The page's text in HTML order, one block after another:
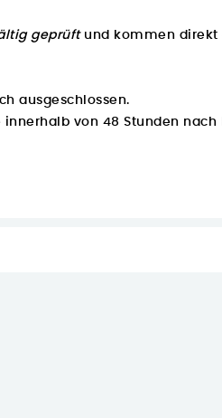
geprüftund kommen direkt
ausgeschlossen.
von 48 Stunden nach